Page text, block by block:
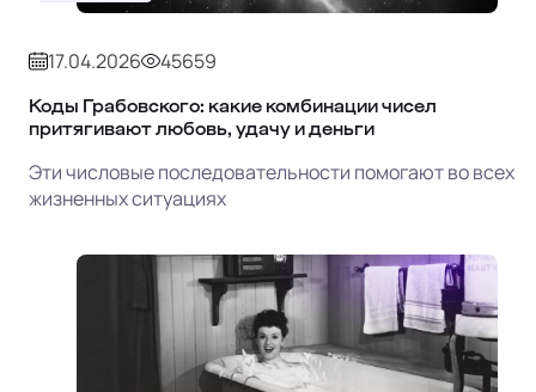
17.04.2026 45659
Коды Грабовского: какие комбинации чисел
притягивают любовь, удачу и деньги
Эти числовые последовательности помогают во всех
жизненных ситуациях